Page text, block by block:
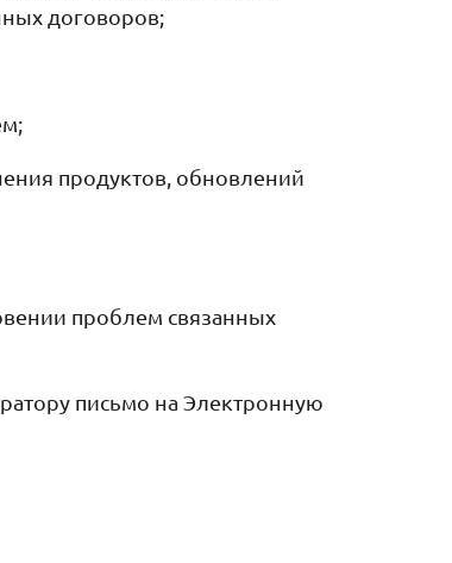
договоров;
продуктов, обновлений
проблем связанных
письмо на Электронную